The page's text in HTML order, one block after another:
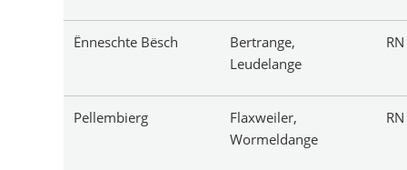
Ënneschte Bësch
Bertrange,
Leudelange
RN
Pellembierg
Flaxweiler,
Wormeldange
RN